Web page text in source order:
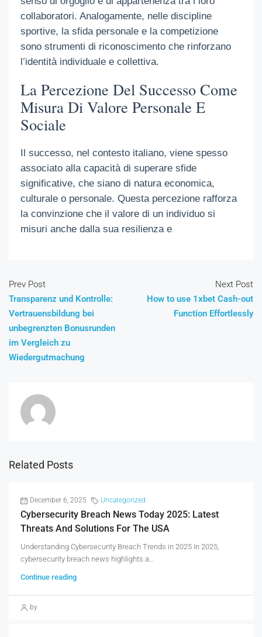
collaboratori. Analogamente, nelle discipline
sportive, la sfida personale e la competizione
sono strumenti di riconoscimento che rinforzano
l’identità individuale e collettiva.
La Percezione Del Successo Come
Misura Di Valore Personale E
Sociale
Il successo, nel contesto italiano, viene spesso
associato alla capacità di superare sfide
significative, che siano di natura economica,
culturale o personale. Questa percezione rafforza
la convinzione che il valore di un individuo si
misuri anche dalla sua resilienza e
Prev Post
Transparenz und Kontrolle:
Vertrauensbildung bei
unbegrenzten Bonusrunden
im Vergleich zu
Wiedergutmachung
Next Post
How to use 1xbet Cash-out
Function Effortlessly
Related Posts
December 6, 2025 Uncategorized
Cybersecurity Breach News Today 2025: Latest
Threats And Solutions For The USA
Understanding Cybersecurity Breach Trends in 2025 In 2025,
cybersecurity breach news highlights a...
Continue reading
by